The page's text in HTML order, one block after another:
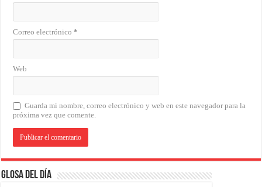
Correo electrónico*
Web
Guarda mi nombre, correo electrónico y web en este navegador para la
próxima vez que comente.
Glosa del Día